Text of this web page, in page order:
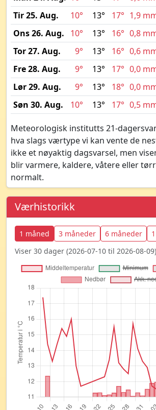
Tir 25. Aug.
10° 13° 17° 1,9
Ons 26. Aug.
10° 13° 16° 0,8
Tor 27. Aug.
9° 13° 16° 0,6
Fre 28. Aug.
9° 13° 17° 0,0
Lør 29. Aug.
9° 13° 18° 0,0
Søn 30. Aug.
10° 13° 17° 0,5
Meteorologisk institutts 21-
hva slags værtype vi kan vente de
ikke et nøyaktig dagsvarsel, men
blir varmere, kaldere, våtere eller
normalt.
Værhistorikk
1 måned 3 måneder 6 måneder
Viser 30 dager (2026-07-10 til 2026-08-